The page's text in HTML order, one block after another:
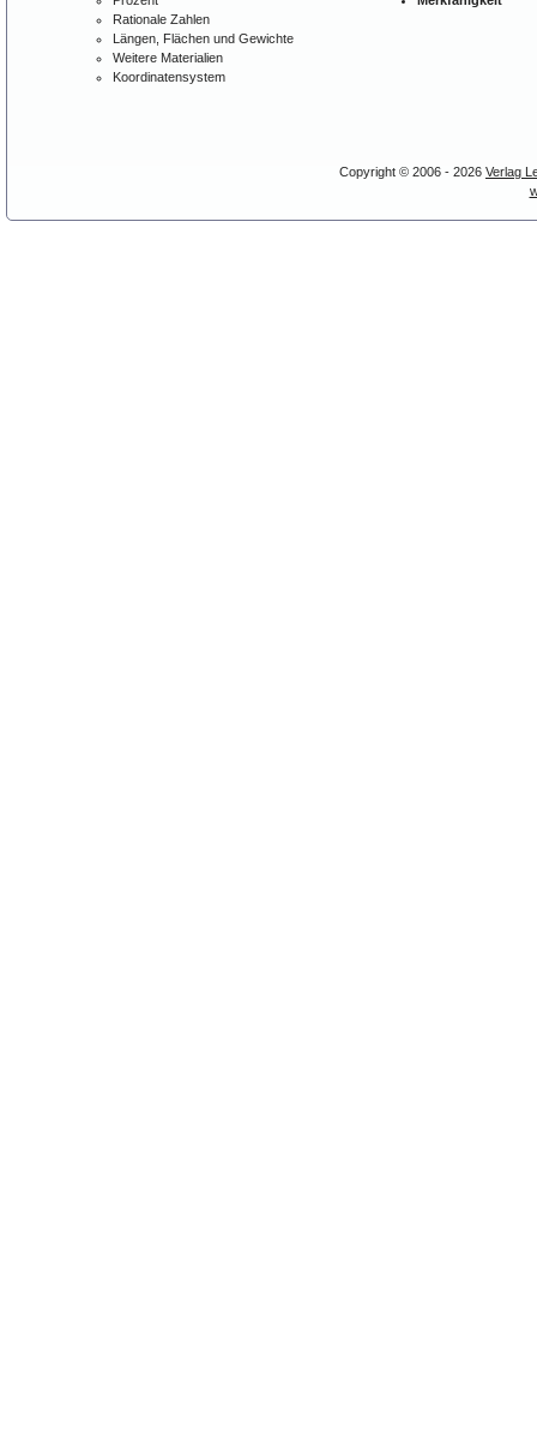
Rationale Zahlen
Längen, Flächen und Gewichte
Weitere Materialien
Koordinatensystem
Copyright © 2006 - 2026 Verlag